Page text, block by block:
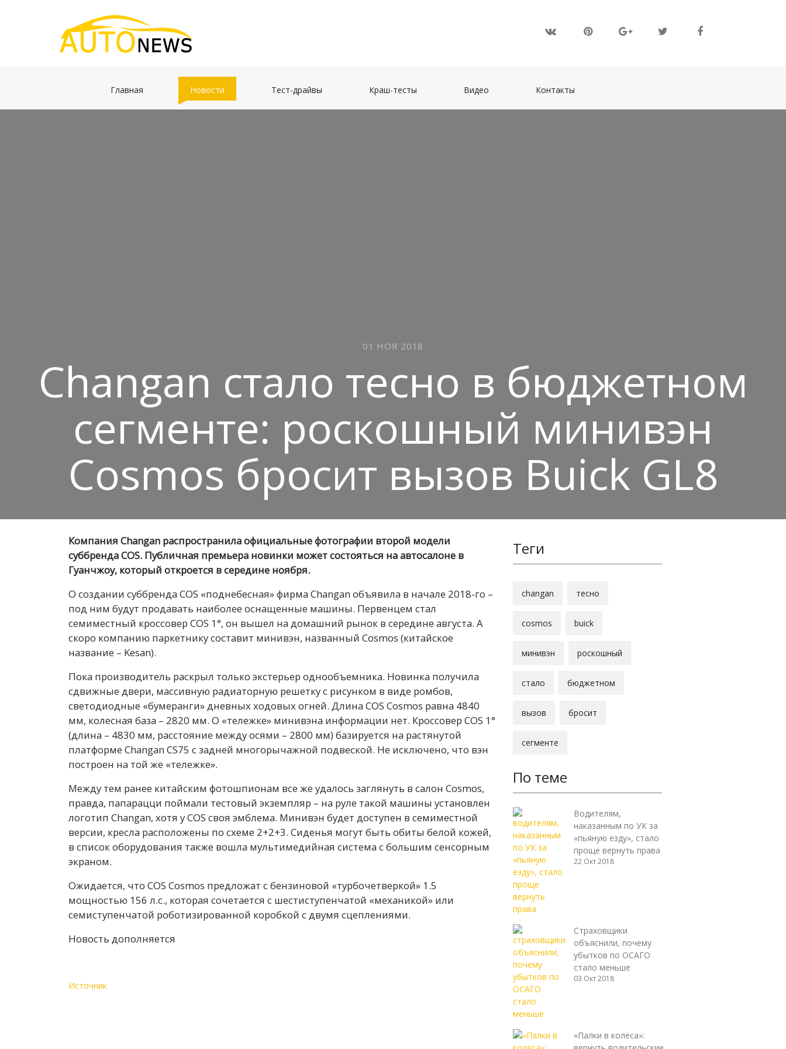
Главная Новости Тест-драйвы Краш-тесты Видео Контакты
01 НОЯ 2018
Changan стало тесно в бюджетном
сегменте: роскошный минивэн
Cosmos бросит вызов Buick GL8
Компания Changan распространила официальные фотографии второй модели
суббренда COS. Публичная премьера новинки может состояться на автосалоне в
Гуанчжоу, который откроется в середине ноября.
О создании суббренда COS «поднебесная» фирма Changan объявила в начале 2018-го –
под ним будут продавать наиболее оснащенные машины. Первенцем стал
семиместный кроссовер COS 1°, он вышел на домашний рынок в середине августа. А
скоро компанию паркетнику составит минивэн, названный Cosmos (китайское
название – Kesan).
Пока производитель раскрыл только экстерьер однообъемника. Новинка получила
сдвижные двери, массивную радиаторную решетку с рисунком в виде ромбов,
светодиодные «бумеранги» дневных ходовых огней. Длина COS Cosmos равна 4840
мм, колесная база – 2820 мм. О «тележке» минивэна информации нет. Кроссовер COS 1°
(длина – 4830 мм, расстояние между осями – 2800 мм) базируется на растянутой
платформе Changan CS75 с задней многорычажной подвеской. Не исключено, что вэн
построен на той же «тележке».
Между тем ранее китайским фотошпионам все же удалось заглянуть в салон Cosmos,
правда, папарацци поймали тестовый экземпляр – на руле такой машины установлен
логотип Changan, хотя у COS своя эмблема. Минивэн будет доступен в семиместной
версии, кресла расположены по схеме 2+2+3. Сиденья могут быть обиты белой кожей,
в список оборудования также вошла мультимедийная система с большим сенсорным
экраном.
Ожидается, что COS Cosmos предложат с бензиновой «турбочетверкой» 1.5
мощностью 156 л.с., которая сочетается с шестиступенчатой «механикой» или
семиступенчатой роботизированной коробкой с двумя сцеплениями.
Новость дополняется
Источник
Теги
changan тесно
cosmos buick
минивэн роскошный
стало бюджетном
вызов бросит
сегменте
По теме
Водителям,
наказанным по УК за
«пьяную езду», стало
проще вернуть права
22 Окт 2018
Страховщики
объяснили, почему
убытков по ОСАГО
стало меньше
03 Окт 2018
«Палки в колёса»: